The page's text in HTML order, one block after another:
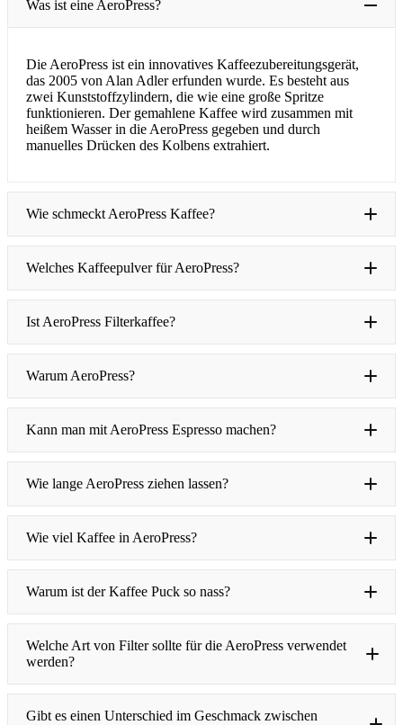
Was ist eine AeroPress?
Die AeroPress ist ein innovatives Kaffeezubereitungsgerät,
das 2005 von Alan Adler erfunden wurde. Es besteht aus
zwei Kunststoffzylindern, die wie eine große Spritze
funktionieren. Der gemahlene Kaffee wird zusammen mit
heißem Wasser in die AeroPress gegeben und durch
manuelles Drücken des Kolbens extrahiert.
Wie schmeckt AeroPress Kaffee?
Welches Kaffeepulver für AeroPress?
Ist AeroPress Filterkaffee?
Warum AeroPress?
Kann man mit AeroPress Espresso machen?
Wie lange AeroPress ziehen lassen?
Wie viel Kaffee in AeroPress?
Warum ist der Kaffee Puck so nass?
Welche Art von Filter sollte für die AeroPress verwendet
werden?
Gibt es einen Unterschied im Geschmack zwischen